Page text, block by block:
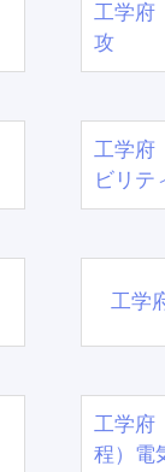
工学府
攻
工学府
ビリテ
工学
工学
程）電